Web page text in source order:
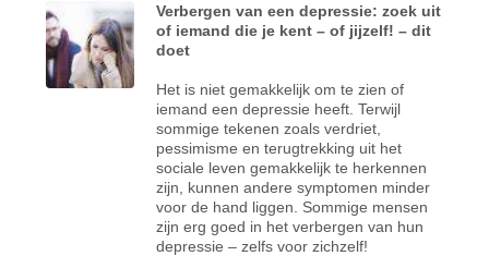
Verbergen van een depressie: zoek uit
of iemand die je kent – of jijzelf! – dit
doet
Het is niet gemakkelijk om te zien of
iemand een depressie heeft. Terwijl
sommige tekenen zoals verdriet,
pessimisme en terugtrekking uit het
sociale leven gemakkelijk te herkennen
zijn, kunnen andere symptomen minder
voor de hand liggen. Sommige mensen
zijn erg goed in het verbergen van hun
depressie – zelfs voor zichzelf!